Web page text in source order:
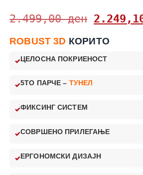
2.499,00ден
ROBUST 3D КОРИТО
ЦЕЛОСНА ПОКРИЕНОСТ
5ТО ПАРЧЕ – ТУНЕЛ
ФИКСИНГ СИСТЕМ
СОВРШЕНО ПРИЛЕГАЊЕ
ЕРГОНОМСКИ ДИЗАЈН